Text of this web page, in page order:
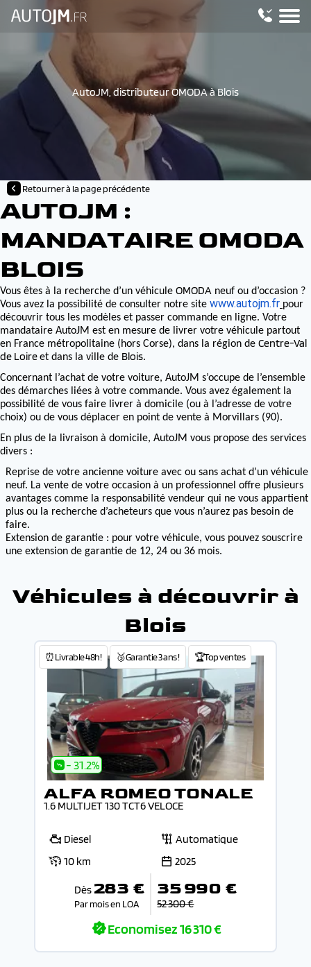
AutoJM, distributeur OMODA à Blois
Retourner à la page précédente
AUTOJM :
MANDATAIRE OMODA
BLOIS
Vous êtes à la recherche d’un véhicule OMODA neuf ou d’occasion ?
Vous avez la possibilité de consulter notre site www.autojm.fr pour
découvrir tous les modèles et passer commande en ligne. Votre
mandataire AutoJM est en mesure de livrer votre véhicule partout
en France métropolitaine (hors Corse), dans la région de Centre-Val
de Loireet dans la ville de Blois.
Concernant l’achat de votre voiture, AutoJM s’occupe de l’ensemble
des démarches liées à votre commande. Vous avez également la
possibilité de vous faire livrer à domicile (ou à l’adresse de votre
choix) ou de vous déplacer en point de vente à Morvillars (90).
En plus de la livraison à domicile, AutoJM vous propose des services
divers :
Reprise de votre ancienne voiture avec ou sans achat d’un véhicule
neuf. La vente de votre occasion à un professionnel offre plusieurs
avantages comme la responsabilité vendeur qui ne vous appartient
plus ou la recherche d’acheteurs que vous n’aurez pas besoin de
faire.
Extension de garantie : pour votre véhicule, vous pouvez souscrire
une extension de garantie de 12, 24 ou 36 mois.
Véhicules à découvrir à
Blois
⏰Livrable 48h! 🥉Garantie 3 ans ! 🏆Top ventes
- 31.2%
ALFA ROMEO TONALE
1.6 MULTIJET 130 TCT6 VELOCE
Diesel
Automatique
10 km
2025
Dès 283 €
Par mois en LOA
35 990 €
52 300 €
Economisez16 310 €